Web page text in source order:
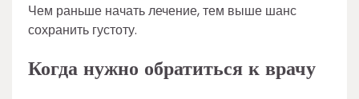
Чем раньше начать лечение, тем выше шанс
сохранить густоту.
Когда нужно обратиться к врачу